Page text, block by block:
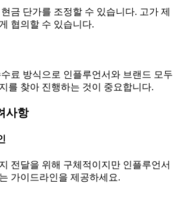
금 단가를 조정할 수 있습니다. 고가 제
협의할 수 있습니다.
료 방식으로 인플루언서와 브랜드 모두
를 찾아 진행하는 것이 중요합니다.
사항
전달을 위해 구체적이지만 인플루언서
가이드라인을 제공하세요.